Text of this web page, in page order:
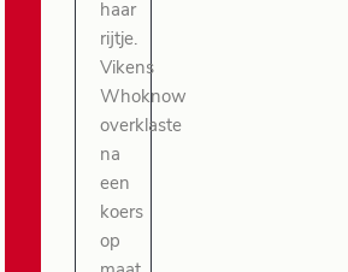
haar
rijtje.
Vikens
Whoknow
overklaste
na
een
koers
op